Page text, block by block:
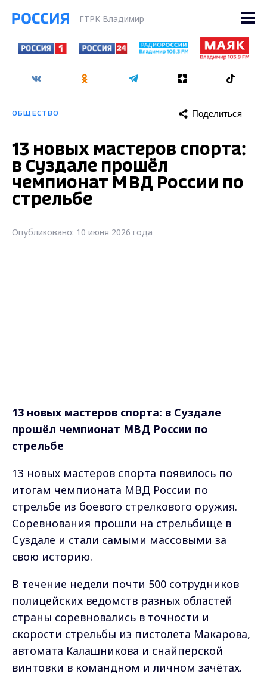
ГТРК Владимир
ОБЩЕСТВО Поделиться
13 новых мастеров спорта:
в Суздале прошёл
чемпионат МВД России по
стрельбе
Опубликовано: 10 июня 2026 года
13 новых мастеров спорта: в Суздале
прошёл чемпионат МВД России по
стрельбе
13 новых мастеров спорта появилось по
итогам чемпионата МВД России по
стрельбе из боевого стрелкового оружия.
Соревнования прошли на стрельбище в
Суздале и стали самыми массовыми за
свою историю.
В течение недели почти 500 сотрудников
полицейских ведомств разных областей
страны соревновались в точности и
скорости стрельбы из пистолета Макарова,
автомата Калашникова и снайперской
винтовки в командном и личном зачётах.